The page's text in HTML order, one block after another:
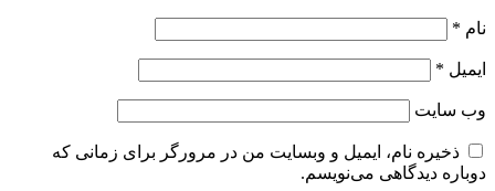
نام *
ایمیل *
وب‌ سایت
ذخیره نام، ایمیل و وبسایت من در مرورگر برای زمانی که
دوباره دیدگاهی می‌نویسم.